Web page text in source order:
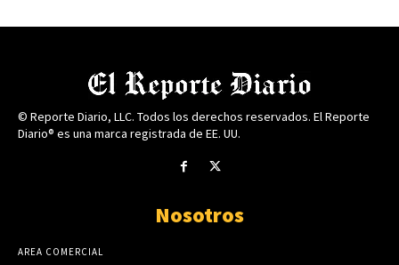
© Reporte Diario, LLC. Todos los derechos reservados. El Reporte
Diario® es una marca registrada de EE. UU.
Nosotros
AREA COMERCIAL